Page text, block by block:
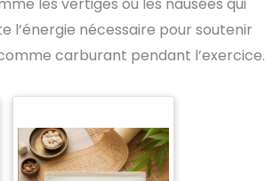
l’énergie nécessaire pour soutenir
carburant pendant l’exercice.